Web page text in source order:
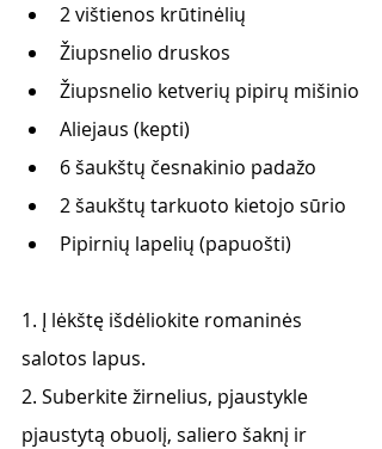
2 vištienos krūtinėlių
Žiupsnelio druskos
Žiupsnelio ketverių pipirų mišinio
Aliejaus (kepti)
6 šaukštų česnakinio padažo
2 šaukštų tarkuoto kietojo sūrio
Pipirnių lapelių (papuošti)
1. Į lėkštę išdėliokite romaninės
salotos lapus.
2. Suberkite žirnelius, pjaustykle
pjaustytą obuolį, saliero šaknį ir